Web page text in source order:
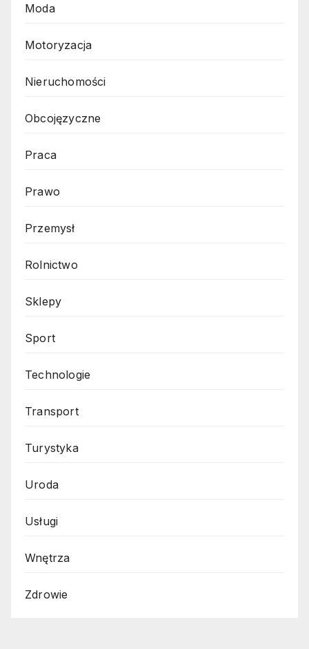
Moda
Motoryzacja
Nieruchomości
Obcojęzyczne
Praca
Prawo
Przemysł
Rolnictwo
Sklepy
Sport
Technologie
Transport
Turystyka
Uroda
Usługi
Wnętrza
Zdrowie